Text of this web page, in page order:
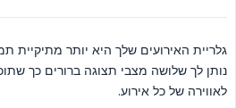
נותן לך שלושה מצבי תצוגה ברורים כך
לאווירה של כל אירוע.